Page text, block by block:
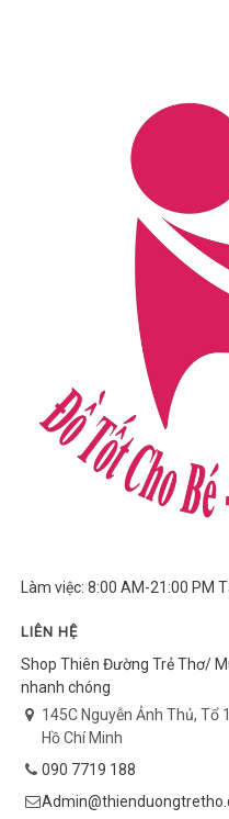
Làm việc: 8:00 AM-21:00 PM
LIÊN HỆ
Shop Thiên Đường Trẻ Thơ/
nhanh chóng
145C Nguyễn Ảnh Thủ, Tổ
Hồ Chí Minh
090 7719 188